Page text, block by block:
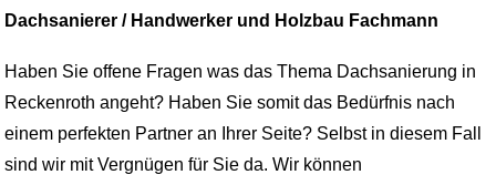
Dachsanierer / Handwerker und Holzbau Fachmann
Haben Sie offene Fragen was das Thema Dachsanierung in
Reckenroth angeht? Haben Sie somit das Bedürfnis nach
einem perfekten Partner an Ihrer Seite? Selbst in diesem Fall
sind wir mit Vergnügen für Sie da. Wir können